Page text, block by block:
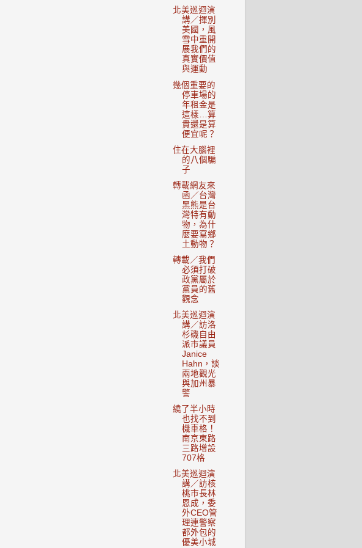
北美巡迴演
講／揮別
美國，風
雪中重開
展我們的
真實價值
與運動
幾個重要的
停車場的
年租金是
這樣…算
貴還是算
便宜呢？
住在大腦裡
的八個騙
子
轉載網友來
函／台灣
黑熊是台
灣特有動
物，為什
麼要寫鄉
土動物？
轉載／我們
必須打破
政黨屬於
黨員的舊
觀念
北美巡迴演
講／訪洛
杉磯自由
派市議員
Janice
Hahn，談
兩地觀光
與加州暴
警
繞了半小時
也找不到
機車格！
南京東路
三路增設
707格
北美巡迴演
講／訪核
桃市長林
恩成，委
外CEO管
理連警察
都外包的
優美小城